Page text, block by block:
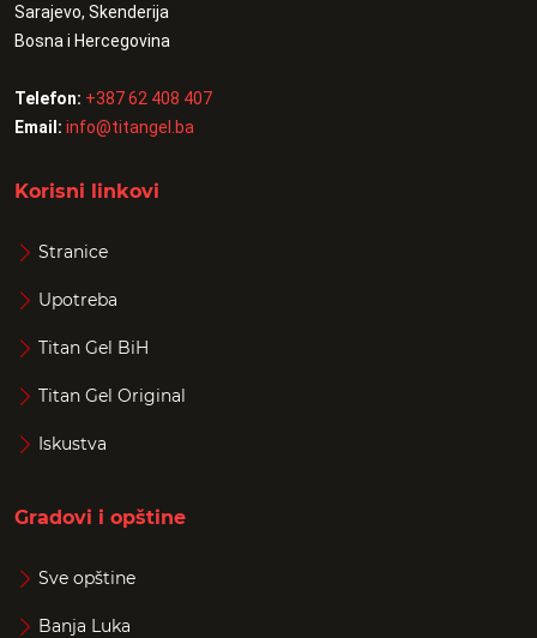
Sarajevo, Skenderija
Bosna i Hercegovina
Telefon: +387 62 408 407
Email: info@titangel.ba
Korisni linkovi
Stranice
Upotreba
Titan Gel BiH
Titan Gel Original
Iskustva
Gradovi i opštine
Sve opštine
Banja Luka